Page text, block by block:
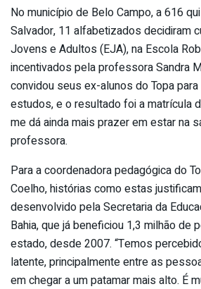
No município de Belo Campo, a 616
Salvador, 11 alfabetizados decidiram
Jovens e Adultos (EJA), na Escola
incentivados pela professora Sandra
convidou seus ex-alunos do Topa
estudos, e o resultado foi a matrícula
me dá ainda mais prazer em estar na
professora.
Para a coordenadora pedagógica do
Coelho, histórias como estas
desenvolvido pela Secretaria da
Bahia, que já beneficiou 1,3 milhão de
estado, desde 2007. “Temos
latente, principalmente entre as
em chegar a um patamar mais alto. É